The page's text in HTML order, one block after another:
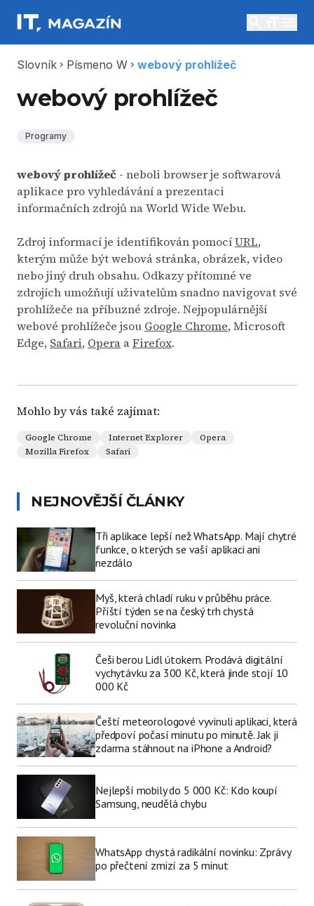
Slovník chevron_right Písmeno W chevron_right webový prohlížeč
webový prohlížeč
Programy
webový prohlížeč - neboli browser je softwarová
aplikace pro vyhledávání a prezentaci
informačních zdrojů na World Wide Webu.
Zdroj informací je identifikován pomocíURL,
kterým může být webová stránka, obrázek, video
nebo jiný druh obsahu. Odkazy přítomné ve
zdrojích umožňují uživatelům snadno navigovat své
prohlížeče na příbuzné zdroje. Nejpopulárnější
webové prohlížeče jsou Google Chrome, Microsoft
Edge, Safari, Opera aFirefox.
Mohlo by vás také zajímat:
Google Chrome Internet Explorer
Opera
Mozilla Firefox
Safari
NEJNOVĚJŠÍ ČLÁNKY
Tři aplikace lepší než WhatsApp. Mají chytré
funkce, o kterých se vaší aplikaci ani
nezdálo
Myš, která chladí ruku v průběhu práce.
Příští týden se na český trh chystá
revoluční novinka
Češi berou Lidl útokem. Prodává digitální
vychytávku za 300 Kč, která jinde stojí 10
000 Kč
Čeští meteorologové vyvinuli aplikaci, která
předpoví počasí minutu po minutě. Jak ji
zdarma stáhnout na iPhone a Android?
Nejlepší mobily do 5 000 Kč: Kdo koupí
Samsung, neudělá chybu
WhatsApp chystá radikální novinku: Zprávy
po přečtení zmizí za 5 minut